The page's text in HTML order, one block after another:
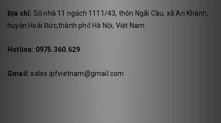
Địa chỉ: Số nhà 11 ngách 1111/43, thôn Ngãi Cầu, xã An Khánh,
huyện Hoài Đức,thành phố Hà Nội, Việt Nam
Hotline: 0975.360.629
Gmail: sales.ipfvietnam@gmail.com